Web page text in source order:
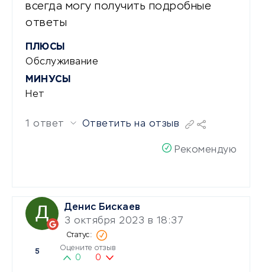
всегда могу получить подробные
ответы
ПЛЮСЫ
Обслуживание
МИНУСЫ
Нет
1 ответ Ответить на отзыв
Рекомендую
Денис Бискаев
3 октября 2023 в 18:37
5 Оцените отзыв
0 0